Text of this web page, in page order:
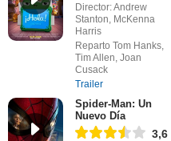
Director: Andrew
Stanton, McKenna
Harris
Reparto Tom Hanks,
Tim Allen, Joan
Cusack
Trailer
Spider-Man: Un
Nuevo Día
3,6